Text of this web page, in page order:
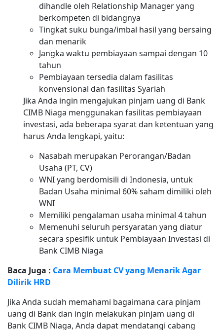
dihandle oleh Relationship Manager yang
berkompeten di bidangnya
Tingkat suku bunga/imbal hasil yang bersaing
dan menarik
Jangka waktu pembiayaan sampai dengan 10
tahun
Pembiayaan tersedia dalam fasilitas
konvensional dan fasilitas Syariah
Jika Anda ingin mengajukan pinjam uang di Bank
CIMB Niaga menggunakan fasilitas pembiayaan
investasi, ada beberapa syarat dan ketentuan yang
harus Anda lengkapi, yaitu:
Nasabah merupakan Perorangan/Badan
Usaha (PT, CV)
WNI yang berdomisili di Indonesia, untuk
Badan Usaha minimal 60% saham dimiliki oleh
WNI
Memiliki pengalaman usaha minimal 4 tahun
Memenuhi seluruh persyaratan yang diatur
secara spesifik untuk Pembiayaan Investasi di
Bank CIMB Niaga
Baca Juga : Cara Membuat CV yang Menarik Agar
Dilirik HRD
Jika Anda sudah memahami bagaimana cara pinjam
uang di Bank dan ingin melakukan pinjam uang di
Bank CIMB Niaga, Anda dapat mendatangi cabang